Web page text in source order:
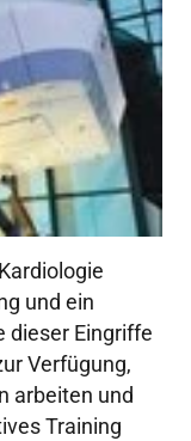
und ein
dieser Eingriffe
Verfügung,
arbeiten und
Training